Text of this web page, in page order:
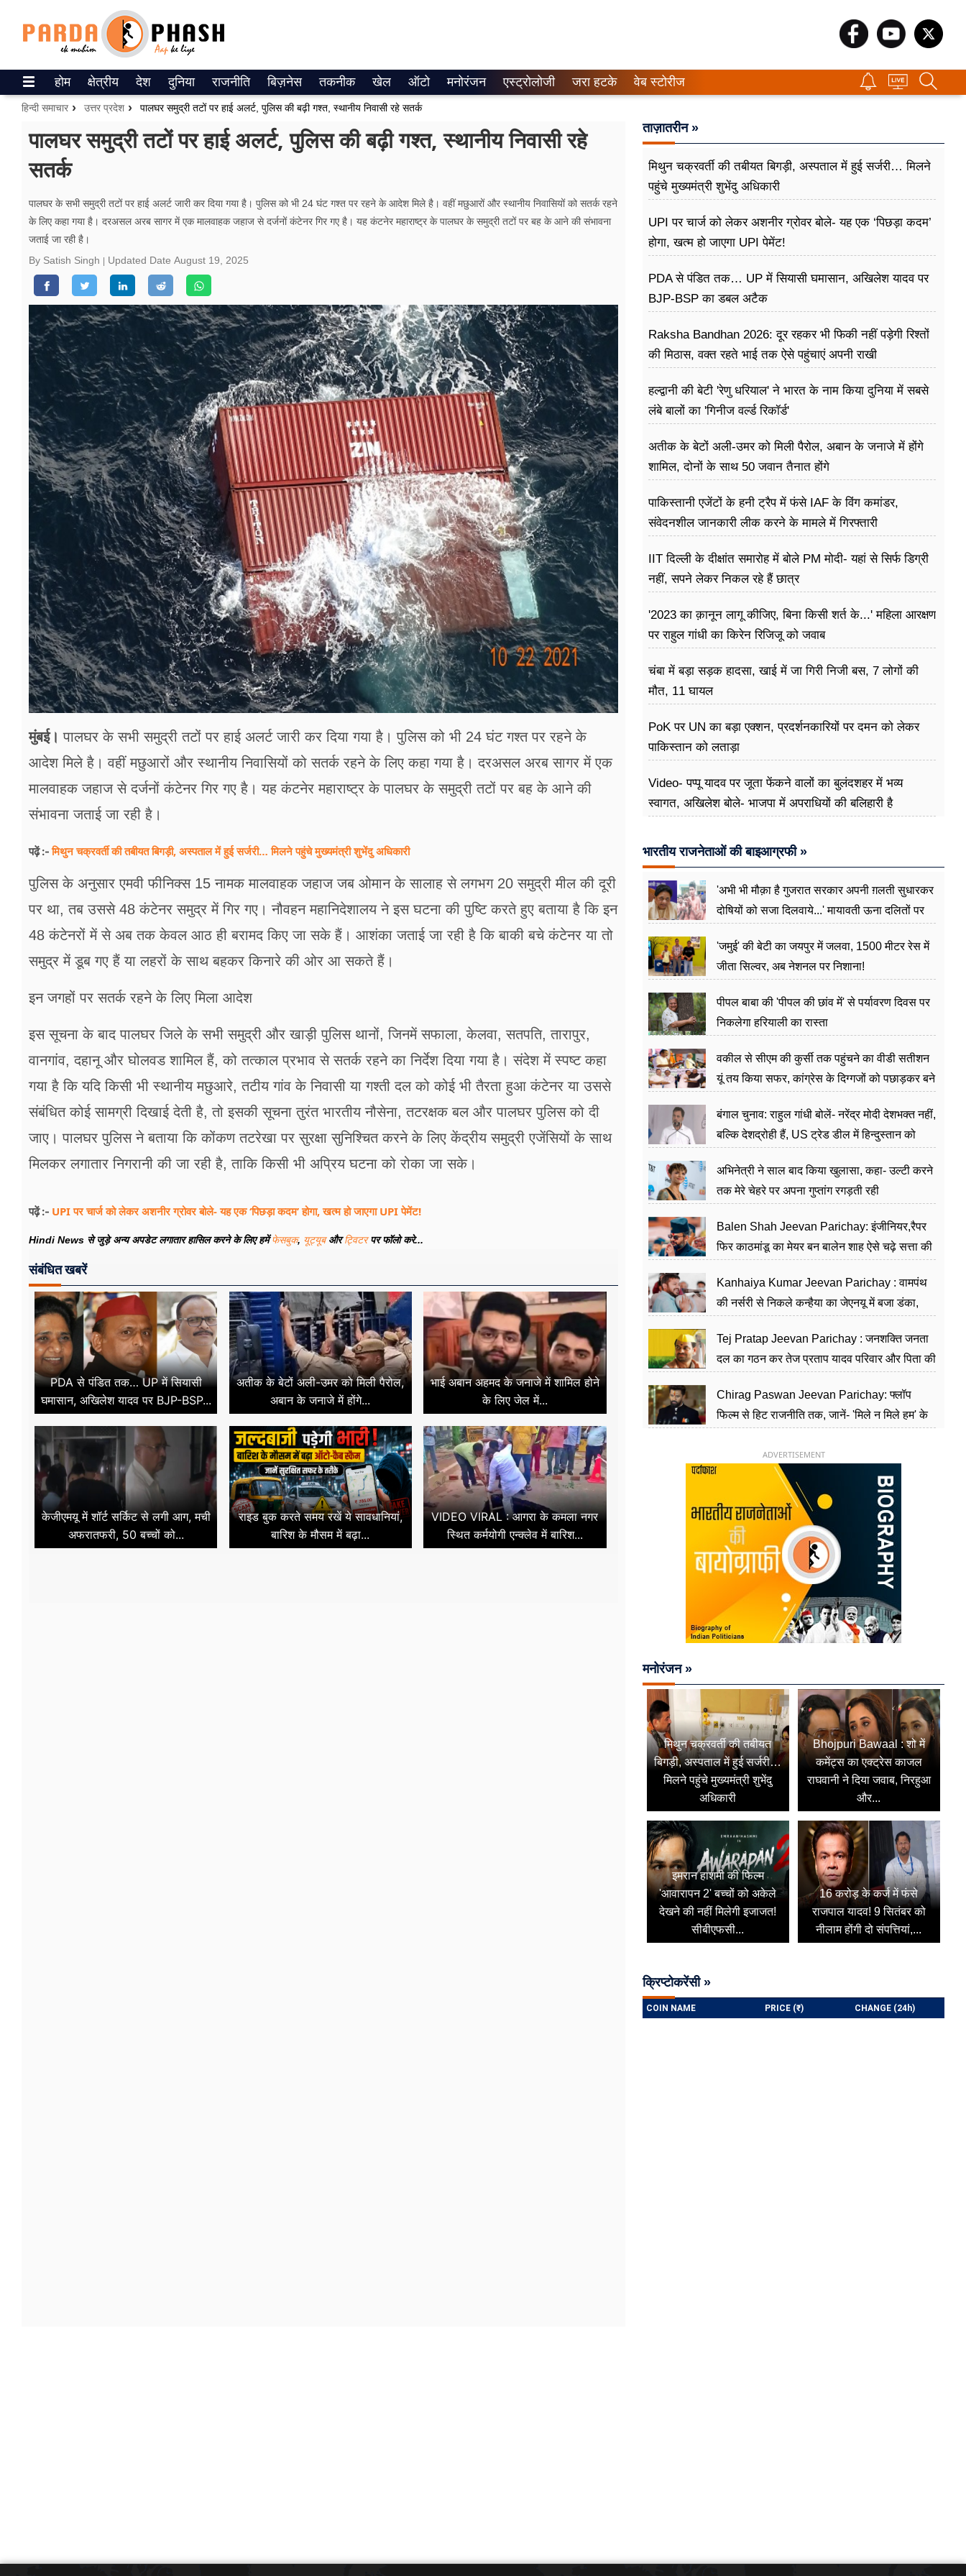
ePaper
उत्तर प्रदेश
वीडियो
रिलेशनशिप
जीवन मंत्रा
फूड
सेहत
ब्‍यूटी
जॉब्स
शिक्षा
अन्य खबरें
होम क्षेत्रीय देश दुनिया राजनीति बिज़नेस तकनीक खेल ऑटो मनोरंजन एस्ट्रोलोजी जरा हटके वेब स्टोरीज
हिन्दी समाचार उत्तर प्रदेश पालघर समुद्री तटों पर हाई अलर्ट, पुलिस की बढ़ी गश्त, स्थानीय निवासी रहे सतर्क
पालघर समुद्री तटों पर हाई अलर्ट, पुलिस की बढ़ी गश्त, स्थानीय निवासी रहे
सतर्क
पालघर के सभी समुद्री तटों पर हाई अलर्ट जारी कर दिया गया है। पुलिस को भी 24 घंट गश्त पर रहने के आदेश मिले है। वहीं मछुआरों और स्थानीय निवासियों को सतर्क रहने
के लिए कहा गया है। दरअसल अरब सागर में एक मालवाहक जहाज से दर्जनों कंटेनर गिर गए है। यह कंटनेर महाराष्ट्र के पालघर के समुद्री तटों पर बह के आने की संभावना
जताई जा रही है।
By Satish Singh
Updated Date August 19, 2025
मुंबई। पालघर के सभी समुद्री तटों पर हाई अलर्ट जारी कर दिया गया है। पुलिस को भी 24 घंट गश्त पर रहने के
आदेश मिले है। वहीं मछुआरों और स्थानीय निवासियों को सतर्क रहने के लिए कहा गया है। दरअसल अरब सागर में एक
मालवाहक जहाज से दर्जनों कंटेनर गिर गए है। यह कंटनेर महाराष्ट्र के पालघर के समुद्री तटों पर बह के आने की
संभावना जताई जा रही है।
पढ़ें :-मिथुन चक्रवर्ती की तबीयत बिगड़ी, अस्पताल में हुई सर्जरी… मिलने पहुंचे मुख्यमंत्री शुभेंदु अधिकारी
पुलिस के अनुसार एमवी फीनिक्स 15 नामक मालवाहक जहाज जब ओमान के सालाह से लगभग 20 समुद्री मील की दूरी
पर था, तब उससे 48 कंटेनर समुद्र में गिर गए। नौवहन महानिदेशालय ने इस घटना की पुष्टि करते हुए बताया है कि इन
48 कंटेनरों में से अब तक केवल आठ ही बरामद किए जा सके हैं। आशंका जताई जा रही है कि बाकी बचे कंटेनर या तो
समुद्र में डूब गए हैं या लहरों के साथ बहकर किनारे की ओर आ सकते हैं।
इन जगहों पर सतर्क रहने के लिए मिला आदेश
इस सूचना के बाद पालघर जिले के सभी समुद्री और खाड़ी पुलिस थानों, जिनमें सफाला, केलवा, सतपति, तारापुर,
वानगांव, दहानू और घोलवड शामिल हैं, को तत्काल प्रभाव से सतर्क रहने का निर्देश दिया गया है। संदेश में स्पष्ट कहा
गया है कि यदि किसी भी स्थानीय मछुआरे, तटीय गांव के निवासी या गश्ती दल को कोई भी तैरता हुआ कंटेनर या उससे
संबंधित कोई सामग्री दिखाई देती है, तो इसकी सूचना तुरंत भारतीय नौसेना, तटरक्षक बल और पालघर पुलिस को दी
जाए। पालघर पुलिस ने बताया कि कोंकण तटरेखा पर सुरक्षा सुनिश्चित करने के लिए केंद्रीय समुद्री एजेंसियों के साथ
मिलकर लगातार निगरानी की जा रही है, ताकि किसी भी अप्रिय घटना को रोका जा सके।
पढ़ें :- UPI पर चार्ज को लेकर अशनीर ग्रोवर बोले- यह एक ‘पिछड़ा कदम’ होगा, खत्म हो जाएगा UPI पेमेंट!
Hindi News से जुड़े अन्य अपडेट लगातार हासिल करने के लिए हमेंफेसबुक, यूट्यूबऔरट्विटरपर फॉलो करे...
संबंधित खबरें
PDA से पंडित तक… UP में सियासी
घमासान, अखिलेश यादव पर BJP-BSP...
अतीक के बेटों अली-उमर को मिली पैरोल,
अबान के जनाजे में होंगे...
भाई अबान अहमद के जनाजे में शामिल होने
के लिए जेल में...
केजीएमयू में शॉर्ट सर्किट से लगी आग, मची
अफरातफरी, 50 बच्चों को...
राइड बुक करते समय रखें ये सावधानियां,
बारिश के मौसम में बढ़ा...
VIDEO VIRAL : आगरा के कमला नगर
स्थित कर्मयोगी एन्क्लेव में बारिश...
ताज़ातरीन »
मिथुन चक्रवर्ती की तबीयत बिगड़ी, अस्पताल में हुई सर्जरी… मिलने
पहुंचे मुख्यमंत्री शुभेंदु अधिकारी
UPI पर चार्ज को लेकर अशनीर ग्रोवर बोले- यह एक ‘पिछड़ा कदम’
होगा, खत्म हो जाएगा UPI पेमेंट!
PDA से पंडित तक… UP में सियासी घमासान, अखिलेश यादव पर
BJP-BSP का डबल अटैक
Raksha Bandhan 2026: दूर रहकर भी फिकी नहीं पड़ेगी रिश्तों
की मिठास, वक्त रहते भाई तक ऐसे पहुंचाएं अपनी राखी
हल्द्वानी की बेटी 'रेणु धरियाल' ने भारत के नाम किया दुनिया में सबसे
लंबे बालों का 'गिनीज वर्ल्ड रिकॉर्ड'
अतीक के बेटों अली-उमर को मिली पैरोल, अबान के जनाजे में होंगे
शामिल, दोनों के साथ 50 जवान तैनात होंगे
पाकिस्तानी एजेंटों के हनी ट्रैप में फंसे IAF के विंग कमांडर,
संवेदनशील जानकारी लीक करने के मामले में गिरफ्तारी
IIT दिल्ली के दीक्षांत समारोह में बोले PM मोदी- यहां से सिर्फ डिग्री
नहीं, सपने लेकर निकल रहे हैं छात्र
'2023 का क़ानून लागू कीजिए, बिना किसी शर्त के...' महिला आरक्षण
पर राहुल गांधी का किरेन रिजिजू को जवाब
चंबा में बड़ा सड़क हादसा, खाई में जा गिरी निजी बस, 7 लोगों की
मौत, 11 घायल
PoK पर UN का बड़ा एक्शन, प्रदर्शनकारियों पर दमन को लेकर
पाकिस्तान को लताड़ा
Video- पप्पू यादव पर जूता फेंकने वालों का बुलंदशहर में भव्य
स्वागत, अखिलेश बोले- भाजपा में अपराधियों की बलिहारी है
भारतीय राजनेताओं की बाइआग्रफी »
'अभी भी मौक़ा है गुजरात सरकार अपनी ग़लती सुधारकर
दोषियों को सजा दिलवाये...' मायावती ऊना दलितों पर
'जमुई' की बेटी का जयपुर में जलवा, 1500 मीटर रेस में
जीता सिल्वर, अब नेशनल पर निशाना!
पीपल बाबा की 'पीपल की छांव में' से पर्यावरण दिवस पर
निकलेगा हरियाली का रास्ता
वकील से सीएम की कुर्सी तक पहुंचने का वीडी सतीशन
यूं तय किया सफर, कांग्रेस के दिग्गजों को पछाड़कर बने
बंगाल चुनाव: राहुल गांधी बोलें- नरेंद्र मोदी देशभक्त नहीं,
बल्कि देशद्रोही हैं, US ट्रेड डील में हिन्दुस्तान को
अभिनेत्री ने साल बाद किया खुलासा, कहा- उल्टी करने
तक मेरे चेहरे पर अपना गुप्तांग रगड़ती रही
Balen Shah Jeevan Parichay: इंजीनियर,रैपर
फिर काठमांडू का मेयर बन बालेन शाह ऐसे चढ़े सत्ता की
Kanhaiya Kumar Jeevan Parichay : वामपंथ
की नर्सरी से निकले कन्हैया का जेएनयू में बजा डंका,
Tej Pratap Jeevan Parichay : जनशक्ति जनता
दल का गठन कर तेज प्रताप यादव परिवार और पिता की
Chirag Paswan Jeevan Parichay: फ्लॉप
फिल्म से हिट राजनीति तक, जानें- 'मिले न मिले हम' के
ADVERTISEMENT
मनोरंजन »
मिथुन चक्रवर्ती की तबीयत
बिगड़ी, अस्पताल में हुई सर्जरी…
मिलने पहुंचे मुख्यमंत्री शुभेंदु
अधिकारी
Bhojpuri Bawaal : शो में
कमेंट्स का एक्ट्रेस काजल
राघवानी ने दिया जवाब, निरहुआ
और...
इमरान हाशमी की फिल्म
'आवारापन 2' बच्चों को अकेले
देखने की नहीं मिलेगी इजाजत!
सीबीएफसी...
16 करोड़ के कर्ज में फंसे
राजपाल यादव! 9 सितंबर को
नीलाम होंगी दो संपत्तियां,...
क्रिप्टोकरेंसी »